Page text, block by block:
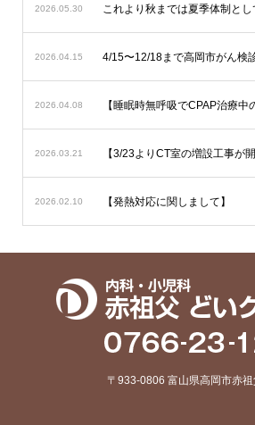
2026.05.30
2026.04.15
2026.04.08
2026.03.21
2026.02.10 【発熱対応に関しまして】
〒933-0806 富山県高岡市赤